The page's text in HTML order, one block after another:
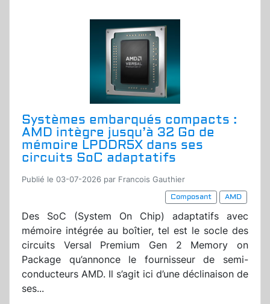
Systèmes embarqués compacts :
AMD intègre jusqu’à 32 Go de
mémoire LPDDR5X dans ses
circuits SoC adaptatifs
Publié le 03-07-2026 par Francois Gauthier
Composant
AMD
Des SoC (System On Chip) adaptatifs avec
mémoire intégrée au boîtier, tel est le socle des
circuits Versal Premium Gen 2 Memory on
Package qu’annonce le fournisseur de semi-
conducteurs AMD. Il s’agit ici d’une déclinaison de
ses...